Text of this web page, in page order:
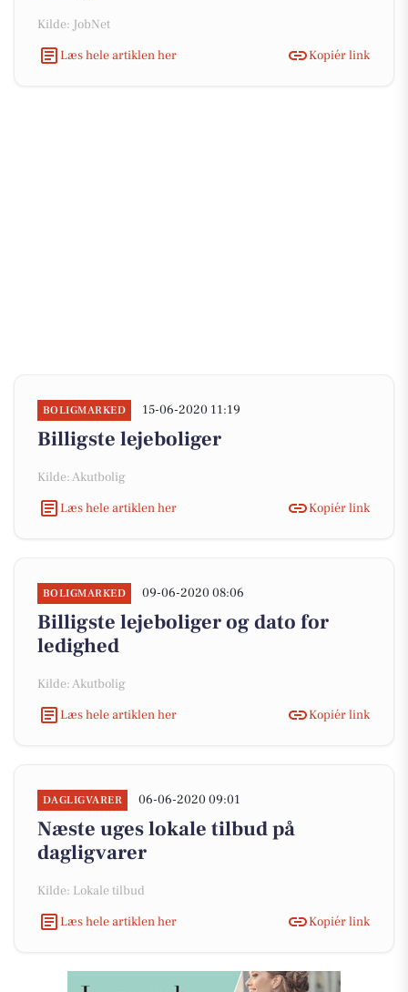
Kilde: JobNet
Læs hele artiklen her
Kopiér link
BOLIGMARKED 15-06-2020 11:19
Billigste lejeboliger
Kilde: Akutbolig
Læs hele artiklen her
Kopiér link
BOLIGMARKED 09-06-2020 08:06
Billigste lejeboliger og dato for
ledighed
Kilde: Akutbolig
Læs hele artiklen her
Kopiér link
DAGLIGVARER 06-06-2020 09:01
Næste uges lokale tilbud på
dagligvarer
Kilde: Lokale tilbud
Læs hele artiklen her
Kopiér link